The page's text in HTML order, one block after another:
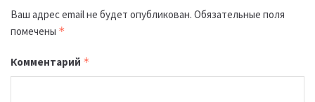
Ваш адрес email не будет опубликован. Обязательные поля
помечены *
Комментарий *